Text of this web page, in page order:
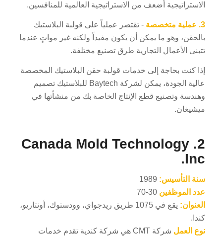
الاستراتيجية أضعف من الاستراتيجية العالمية للمنافسين.
3. عملية متخصصة - تقتصر عملياً على قولبة البلاستيك
بالحقن، وهو ما يمكن أن يكون مفيداً ولكنه غير مواتٍ عندما
تتبنى الأعمال التجارية طرق تصنيع مختلفة.
إذا كنت بحاجة إلى خدمات قولبة حقن البلاستيك المخصصة
عالية الجودة، يمكن لشركة Baytech للبلاستيك تصميم
وهندسة وتصنيع قطع الإنتاج الخاصة بك من منشأتها في
ميشيغان.
2. Canada Mold Technology
Inc.
سنة التأسيس:
عدد الموظفين
العنوان:
يقع في 1075 طريق ريدجواي، وودستوك، أونتاريو،
كندا.
نوع العمل
شركة CMT هي شركة كندية تقدم خدمات